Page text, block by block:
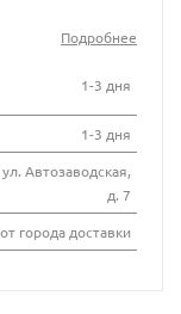
Подробнее
1-3 дня
1-3 дня
Автозаводская,
д. 7
города доставки